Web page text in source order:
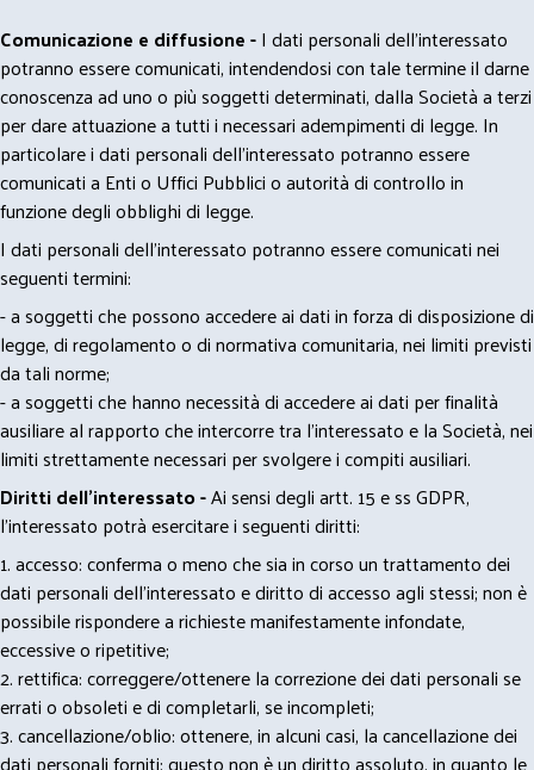
Comunicazione e diffusione -I dati personali dell’interessato
potranno essere comunicati, intendendosi con tale termine il darne
conoscenza ad uno o più soggetti determinati, dalla Società a terzi
per dare attuazione a tutti i necessari adempimenti di legge. In
particolare i dati personali dell’interessato potranno essere
comunicati a Enti o Uffici Pubblici o autorità di controllo in
funzione degli obblighi di legge.
I dati personali dell’interessato potranno essere comunicati nei
seguenti termini:
- a soggetti che possono accedere ai dati in forza di disposizione di
legge, di regolamento o di normativa comunitaria, nei limiti previsti
da tali norme;
- a soggetti che hanno necessità di accedere ai dati per finalità
ausiliare al rapporto che intercorre tra l’interessato e la Società, nei
limiti strettamente necessari per svolgere i compiti ausiliari.
Diritti dell’interessato -Ai sensi degli artt. 15 e ss GDPR,
l’interessato potrà esercitare i seguenti diritti:
1. accesso: conferma o meno che sia in corso un trattamento dei
dati personali dell’interessato e diritto di accesso agli stessi; non è
possibile rispondere a richieste manifestamente infondate,
eccessive o ripetitive;
2. rettifica: correggere/ottenere la correzione dei dati personali se
errati o obsoleti e di completarli, se incompleti;
3. cancellazione/oblio: ottenere, in alcuni casi, la cancellazione dei